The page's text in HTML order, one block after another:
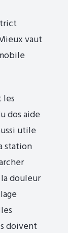
vaut
les
dos aide
utile
station
douleur
doivent